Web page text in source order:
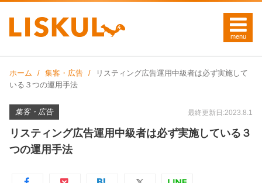
ホーム 集客・広告
リスティング広告運用中級者は必ず実施して
いる３つの運用手法
集客・広告 最終更新日:2023.8.1
リスティング広告運用中級者は必ず実施している３
つの運用手法